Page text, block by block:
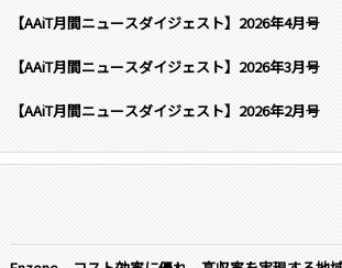
【AAiT月間ニュースダイジェスト】2026年4月号
【AAiT月間ニュースダイジェスト】2026年3月号
【AAiT月間ニュースダイジェスト】2026年2月号